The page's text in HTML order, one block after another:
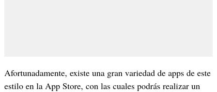
Afortunadamente, existe una gran variedad de apps de este
estilo en la App Store, con las cuales podrás realizar un